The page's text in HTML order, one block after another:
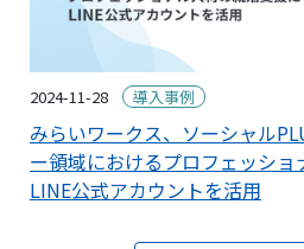
2024-11-28 導入事例
みらいワークス、ソーシャル
ー領域におけるプロフェッシ
LINE公式アカウントを活用